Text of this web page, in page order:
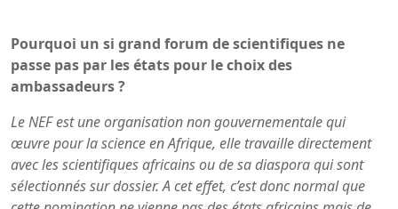
Pourquoi un si grand forum de scientifiques ne
passe pas par les états pour le choix des
ambassadeurs ?
Le NEF est une organisation non gouvernementale qui
œuvre pour la science en Afrique, elle travaille directement
avec les scientifiques africains ou de sa diaspora qui sont
sélectionnés sur dossier. A cet effet, c’est donc normal que